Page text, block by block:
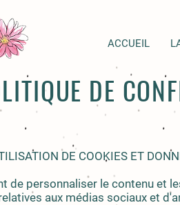
DE
DE COOKIES ET
de personnaliser le contenu et
aux médias sociaux et
ACCUEIL